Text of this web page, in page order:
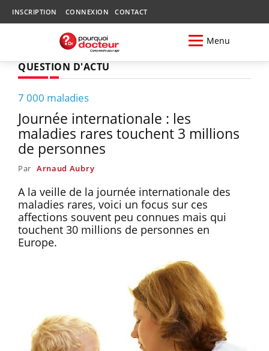
INSCRIPTION CONNEXION CONTACT
Menu
QUESTION D'ACTU
7 000 maladies
Journée internationale : les
maladies rares touchent 3 millions
de personnes
Par Arnaud Aubry
A la veille de la journée internationale des
maladies rares, voici un focus sur ces
affections souvent peu connues mais qui
touchent 30 millions de personnes en
Europe.